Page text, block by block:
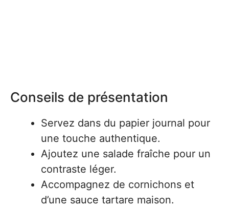
Conseils de présentation
Servez dans du papier journal pour
une touche authentique.
Ajoutez une salade fraîche pour un
contraste léger.
Accompagnez de cornichons et
d’une sauce tartare maison.